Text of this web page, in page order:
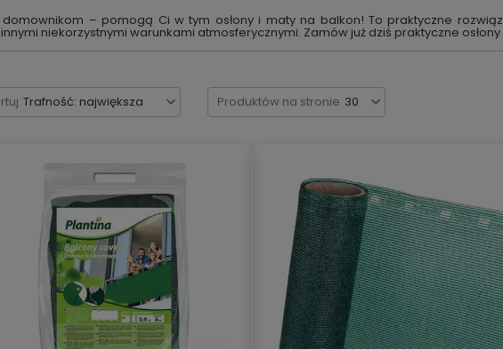
– pomogą Ci w tym osłony i maty na balkon! To praktyczne
niekorzystnymi warunkami atmosferycznymi. Zamów już dziś praktyczne
Trafność: największa Produktów na stronie 30